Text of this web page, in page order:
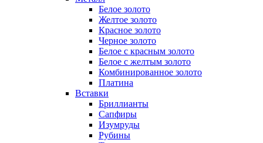
Белое золото
Желтое золото
Красное золото
Черное золото
Белое с красным золото
Белое с желтым золото
Комбинированное золото
Платина
Вставки
Бриллианты
Сапфиры
Изумруды
Рубины